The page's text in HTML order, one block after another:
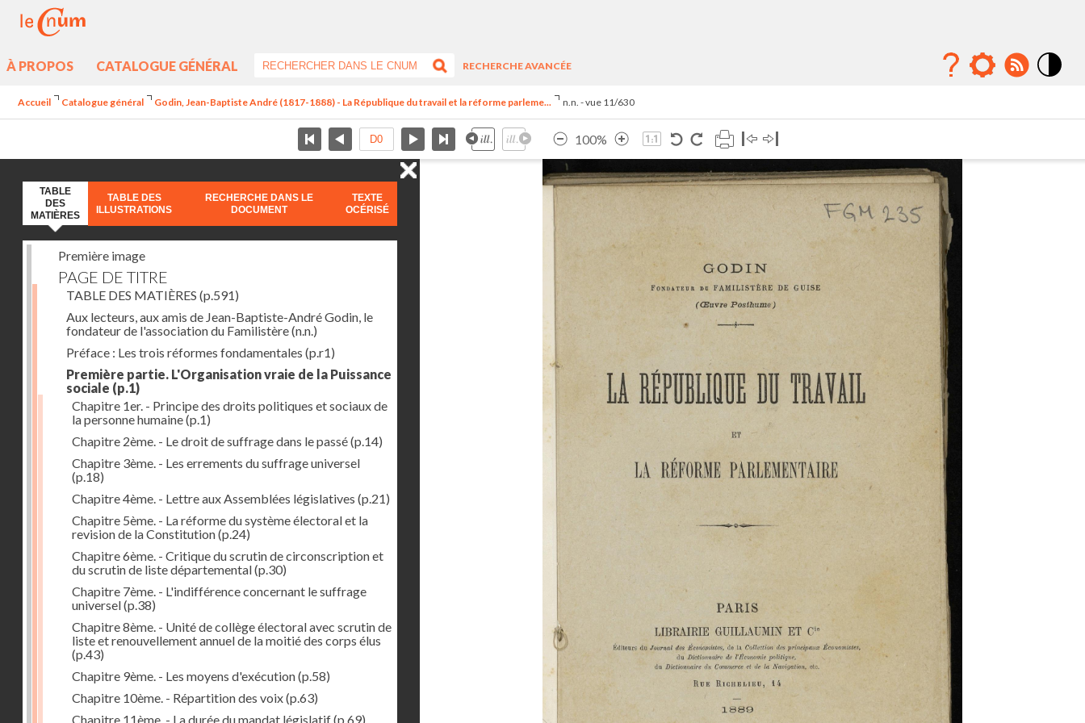
À PROPOS CATALOGUE GÉNÉRAL
RECHERCHE AVANCÉE
Accueil Catalogue général Godin, Jean-Baptiste André (1817-1888) - La République du travail et la réforme parleme... n.n. - vue 11/630
100%
TABLE
DES
MATIÈRES
TABLE DES
ILLUSTRATIONS
RECHERCHE DANS LE
DOCUMENT
TEXTE
OCÉRISÉ
Première image
PAGE DE TITRE
TABLE DES MATIÈRES (p.591)
Aux lecteurs, aux amis de Jean-Baptiste-André Godin, le
fondateur de l'association du Familistère(n.n.)
Préface : Les trois réformes fondamentales (p.r1)
Première partie. L'Organisation vraie de la Puissance
sociale (p.1)
Chapitre 1er. - Principe des droits politiques et sociaux de
la personne humaine(p.1)
Chapitre 2ème. - Le droit de suffrage dans le passé(p.14)
Chapitre 3ème. - Les errements du suffrage universel
(p.18)
Chapitre 4ème. - Lettre aux Assemblées législatives (p.21)
Chapitre 5ème. - La réforme du système électoral et la
revision de la Constitution(p.24)
Chapitre 6ème. - Critique du scrutin de circonscription et
du scrutin de liste départemental(p.30)
Chapitre 7ème. - L'indifférence concernant le suffrage
universel(p.38)
Chapitre 8ème. - Unité de collège électoral avec scrutin de
liste et renouvellement annuel de la moitié des corps élus
(p.43)
Chapitre 9ème. - Les moyens d'exécution(p.58)
Chapitre 10ème. - Répartition des voix(p.63)
Chapitre 11ème. - La durée du mandat législatif(p.69)